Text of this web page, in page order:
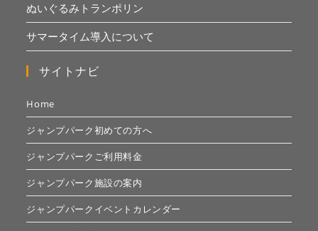
ぬいぐるみトランポリン
サマータイム導入について
サイトナビ
Home
ジャンプパーク初めての方へ
ジャンプパークご利用料金
ジャンプパーク施設の案内
ジャンプパークイベントカレンダー